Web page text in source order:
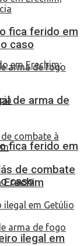
fica ferido em
caso
fica ferido em
caso
de arma de
de combate
ilegal em